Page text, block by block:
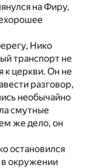
на Фиру,
Нико
транспорт не
к церкви. Он не
разговор,
необычайно
смутные
же дело, он
остановился
окружении